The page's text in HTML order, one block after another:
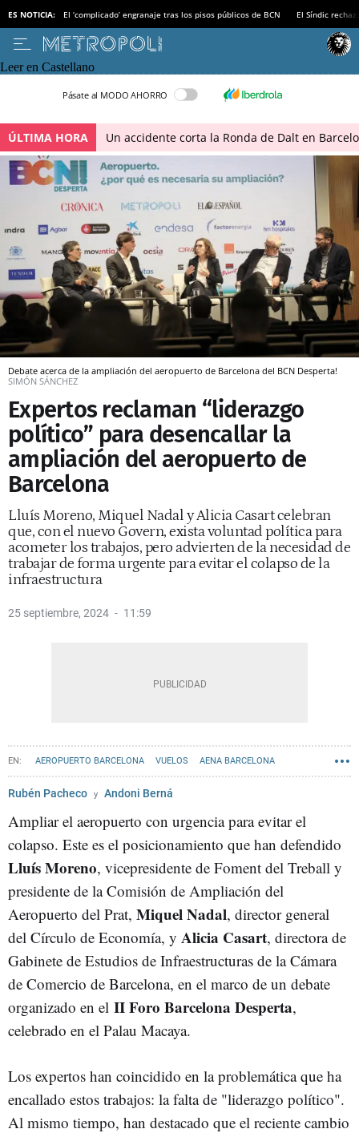
ES NOTICIA: El ‘complicado’ engranaje tras los pisos públicos de BCN El Síndic
Leer en Castellano
Pásate al MODO AHORRO
ÚLTIMA HORA Un accidente corta la Ronda de Dalt en
Debate acerca de la ampliación del aeropuerto de Barcelona del BCN Desperta!
SIMÓN SÁNCHEZ
Expertos reclaman “liderazgo
político” para desencallar la
ampliación del aeropuerto de
Barcelona
Lluís Moreno, Miquel Nadal y Alicia Casart celebran
que, con el nuevo Govern, exista voluntad política para
acometer los trabajos, pero advierten de la necesidad de
trabajar de forma urgente para evitar el colapso de la
infraestructura
25 septiembre, 2024 11:59
AEROPUERTO BARCELONA VUELOS AENA BARCELONA
BCN DESPERTA!
Rubén Pacheco Andoni Berná
Ampliar el aeropuerto con urgencia para evitar el
colapso. Este es el posicionamiento que han defendido
Lluís Moreno, vicepresidente de Foment del Treball y
presidente de la Comisión de Ampliación del
Aeropuerto del Prat, Miquel Nadal, director general
del Círculo de Economía, y Alicia Casart, directora de
Gabinete de Estudios de Infraestructuras de la Cámara
de Comercio de Barcelona, en el marco de un debate
organizado en el II Foro Barcelona Desperta,
celebrado en el Palau Macaya.
Los expertos han coincidido en la problemática que ha
encallado estos trabajos: la falta de "liderazgo político".
Al mismo tiempo, han destacado que el reciente cambio